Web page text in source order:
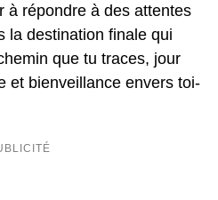
à répondre à des attentes
la destination finale qui
que tu traces, jour
et bienveillance envers toi-